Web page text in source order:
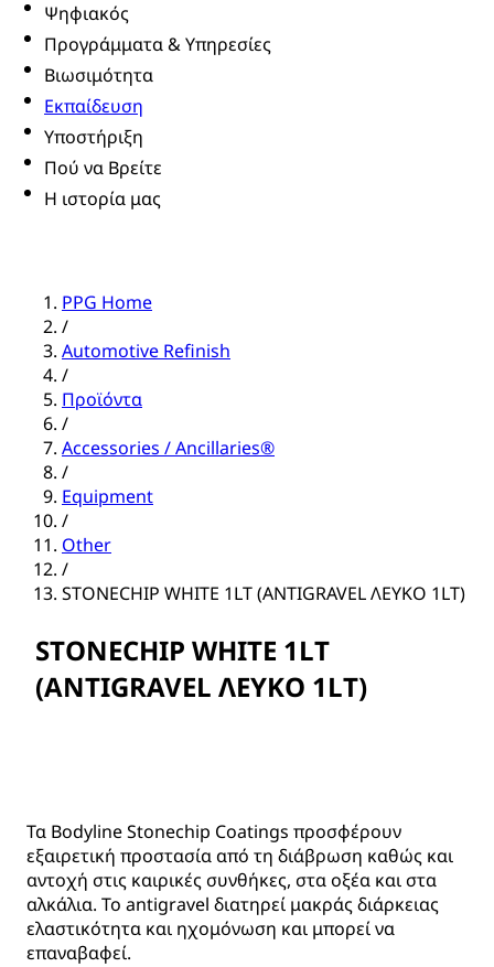
Ψηφιακός
Προγράμματα & Υπηρεσίες
Βιωσιμότητα
Εκπαίδευση
Υποστήριξη
Πού να Βρείτε
Η ιστορία μας
PPG Home
/
Automotive Refinish
/
Προϊόντα
/
Accessories / Ancillaries®
/
Equipment
/
Other
/
STONECHIP WHITE 1LT (ANTIGRAVEL ΛΕΥΚΟ 1LT)
STONECHIP WHITE 1LT
(ANTIGRAVEL ΛΕΥΚΟ 1LT)
Τα Bodyline Stonechip Coatings προσφέρουν
εξαιρετική προστασία από τη διάβρωση καθώς και
αντοχή στις καιρικές συνθήκες, στα οξέα και στα
αλκάλια. Το antigravel διατηρεί μακράς διάρκειας
ελαστικότητα και ηχομόνωση και μπορεί να
επαναβαφεί.